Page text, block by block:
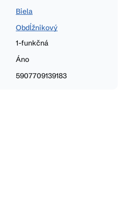
Biela
Obdĺžnikový
1-funkčná
Áno
5907709139183